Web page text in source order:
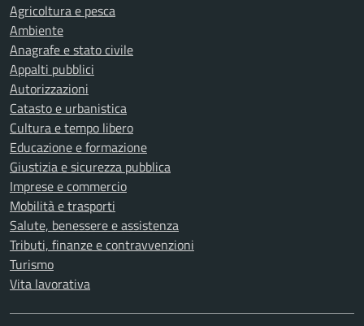
Agricoltura e pesca
Ambiente
Anagrafe e stato civile
Appalti pubblici
Autorizzazioni
Catasto e urbanistica
Cultura e tempo libero
Educazione e formazione
Giustizia e sicurezza pubblica
Imprese e commercio
Mobilità e trasporti
Salute, benessere e assistenza
Tributi, finanze e contravvenzioni
Turismo
Vita lavorativa